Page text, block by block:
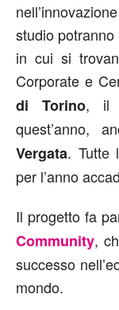
studio
in cui si
Corporate e
di Torino, il
quest’anno,
Vergata. Tutte
per l’anno
Il progetto fa
Community,
successo
mondo.